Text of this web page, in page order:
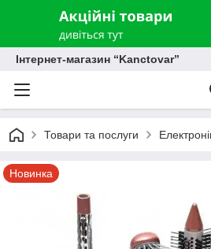
Інтернет-магазин “Kanctovar”
Товари та послуги
Новинка